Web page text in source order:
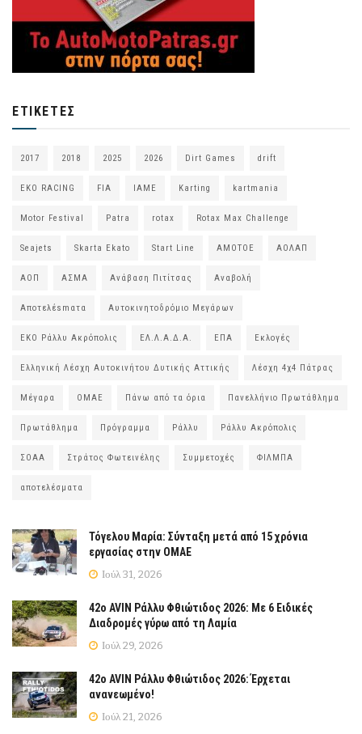
ΕΤΙΚΈΤΕΣ
2017 2018 2025 2026 Dirt Games drift
EKO RACING FIA IAME Karting kartmania
Motor Festival Patra rotax Rotax Max Challenge
Seajets Skarta Ekato Start Line ΑΜΟΤΟΕ ΑΟΛΑΠ
ΑΟΠ ΑΣΜΑ Ανάβαση Πιτίτσας Αναβολή
Αποτελέsmατα Αυτοκινητοδρόμιο Μεγάρων
ΕΚΟ Ράλλυ Ακρόπολις ΕΛ.Λ.Α.Δ.Α. ΕΠΑ Εκλογές
Ελληνική Λέσχη Αυτοκινήτου Δυτικής Αττικής Λέσχη 4χ4 Πάτρας
Μέγαρα ΟΜΑΕ Πάνω από τα όρια Πανελλήνιο Πρωτάθλημα
Πρωτάθλημα Πρόγραμμα Ράλλυ Ράλλυ Ακρόπολις
ΣΟΑΑ Στράτος Φωτεινέλης Συμμετοχές ΦΙΛΜΠΑ
αποτελέσματα
Τόγελου Μαρία: Σύνταξη μετά από 15 χρόνια
εργασίας στην ΟΜΑΕ
Ιούλ 31, 2026
42ο AVIN Ράλλυ Φθιώτιδος 2026: Με 6 Ειδικές
Διαδρομές γύρω από τη Λαμία
Ιούλ 29, 2026
42ο AVIN Ράλλυ Φθιώτιδος 2026: Έρχεται
ανανεωμένο!
Ιούλ 21, 2026